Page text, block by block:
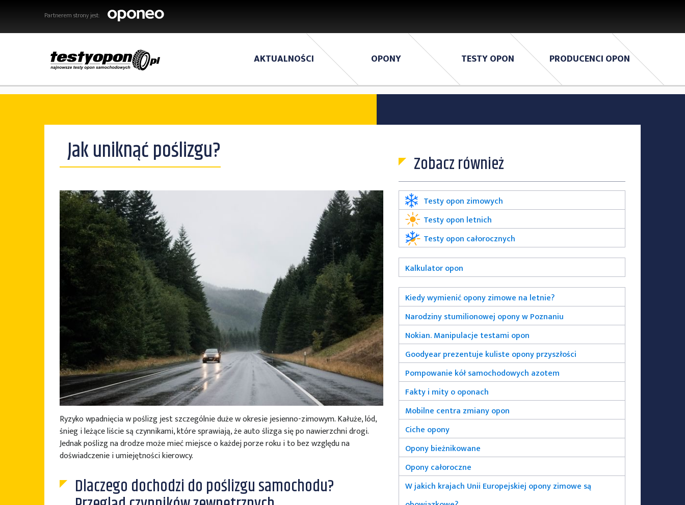
Partnerem strony jest:
AKTUALNOŚCI OPONY TESTY OPON PRODUCENCI OPON
Jak uniknąć poślizgu?
Ryzyko wpadnięcia w poślizg jest szczególnie duże w okresie jesienno-zimowym. Kałuże, lód,
śnieg i leżące liście są czynnikami, które sprawiają, że auto ślizga się po nawierzchni drogi.
Jednak poślizg na drodze może mieć miejsce o każdej porze roku i to bez względu na
doświadczenie i umiejętności kierowcy.
Dlaczego dochodzi do poślizgu samochodu?
Zobacz również
Testy opon zimowych
Testy opon letnich
Testy opon całorocznych
Kalkulator opon
Kiedy wymienić opony zimowe na letnie?
Narodziny stumilionowej opony w Poznaniu
Nokian. Manipulacje testami opon
Goodyear prezentuje kuliste opony przyszłości
Pompowanie kół samochodowych azotem
Fakty i mity o oponach
Mobilne centra zmiany opon
Ciche opony
Opony bieżnikowane
Opony całoroczne
W jakich krajach Unii Europejskiej opony zimowe są